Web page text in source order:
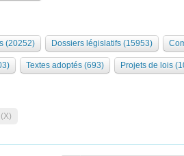
(20252) Dossiers législatifs (15953)
Textes adoptés (693) Projets de lois